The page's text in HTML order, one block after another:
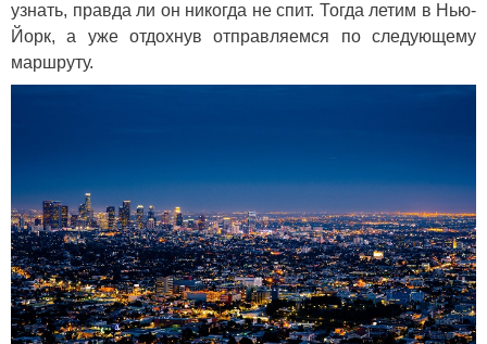
узнать, правда ли он никогда не спит. Тогда летим в Нью-
Йорк, а уже отдохнув отправляемся по следующему
маршруту.